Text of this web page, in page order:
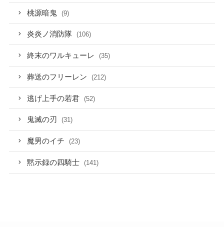
桃源暗鬼 (9)
炎炎ノ消防隊 (106)
終末のワルキューレ (35)
葬送のフリーレン (212)
逃げ上手の若君 (52)
鬼滅の刃 (31)
魔男のイチ (23)
黙示録の四騎士 (141)